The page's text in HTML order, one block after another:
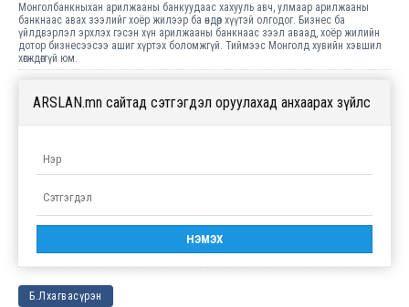
Монголбанкныхан арилжааны банкуудаас хахууль авч, улмаар арилжааны
банкнаас авах зээлийг хоёр жилээр ба өндөр хүүтэй олгодог. Бизнес ба
үйлдвэрлэл эрхлэх гэсэн хүн арилжааны банкнаас зээл аваад, хоёр жилийн
дотор бизнесээсээ ашиг хүртэх боломжгүй. Тиймээс Монголд хувийн хэвшил
хөгждөггүй юм.
ARSLAN.mn сайтад сэтгэгдэл оруулахад анхаарах зүйлс
Б.Лхагвасүрэн